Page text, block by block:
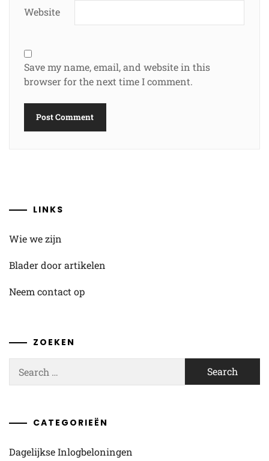
Website
Save my name, email, and website in this
browser for the next time I comment.
LINKS
Wie we zijn
Blader door artikelen
Neem contact op
ZOEKEN
for:
CATEGORIEËN
Dagelijkse Inlogbeloningen